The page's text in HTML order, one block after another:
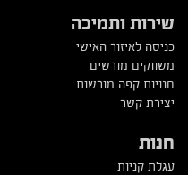
שירות ותמיכה
כניסה לאיזור האישי
משווקים מורשים
חנויות קפה מורשות
יצירת קשר
חנות
עגלת קניות